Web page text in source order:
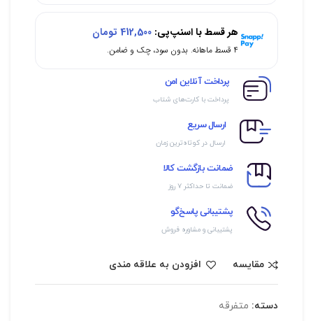
هر قسط با اسنپ‌پی: 412,500 تومان
۴ قسط ماهانه. بدون سود، چک و ضامن.
پرداخت آنلاین امن
پرداخت با کارت‌های شتاب
ارسال سریع
ارسال در کوتاه‌ترین زمان
ضمانت بازگشت کالا
ضمانت تا حداکثر ۷ روز
پشتیبانی پاسخ‌گو
پشتیبانی و مشاوره فروش
مقایسه افزودن به علاقه مندی
دسته: متفرقه